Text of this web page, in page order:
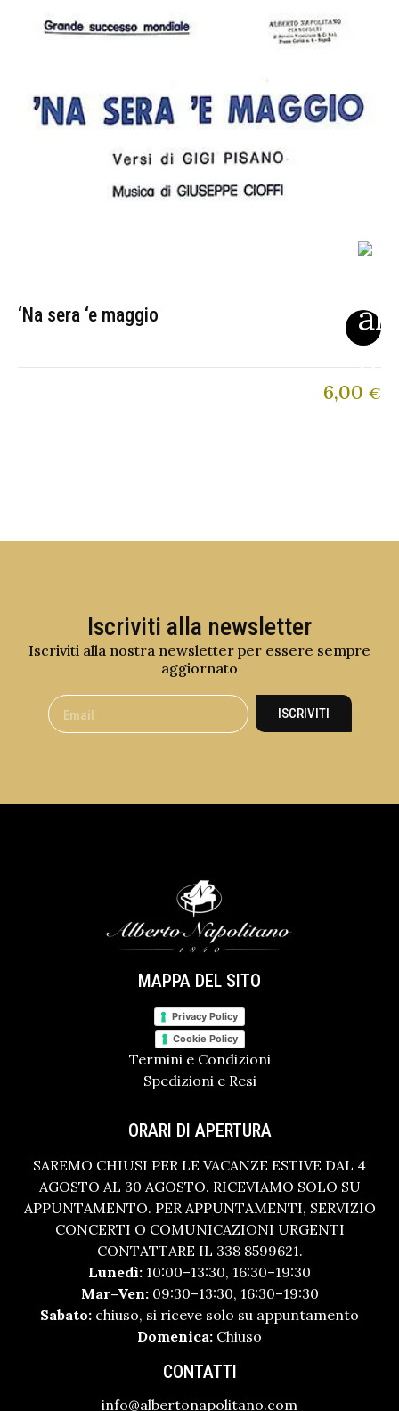
‘Na sera ‘e maggio
6,00 €
Iscriviti alla newsletter
Iscriviti alla nostra newsletter per essere sempre
aggiornato
ISCRIVITI
MAPPA DEL SITO
Privacy Policy
Cookie Policy
Termini e Condizioni
Spedizioni e Resi
ORARI DI APERTURA
SAREMO CHIUSI PER LE VACANZE ESTIVE DAL 4
AGOSTO AL 30 AGOSTO. RICEVIAMO SOLO SU
APPUNTAMENTO. PER APPUNTAMENTI, SERVIZIO
CONCERTI O COMUNICAZIONI URGENTI
CONTATTARE IL 338 8599621.
Lunedì: 10:00–13:30, 16:30–19:30
Mar–Ven:09:30–13:30, 16:30–19:30
Sabato: chiuso, si riceve solo su appuntamento
Domenica: Chiuso
CONTATTI
info@albertonapolitano.com